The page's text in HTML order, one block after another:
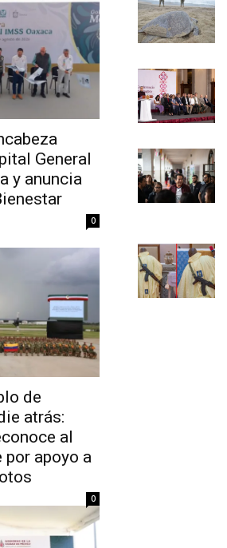
General
y anuncia
0
de
atrás:
al
por apoyo a
0